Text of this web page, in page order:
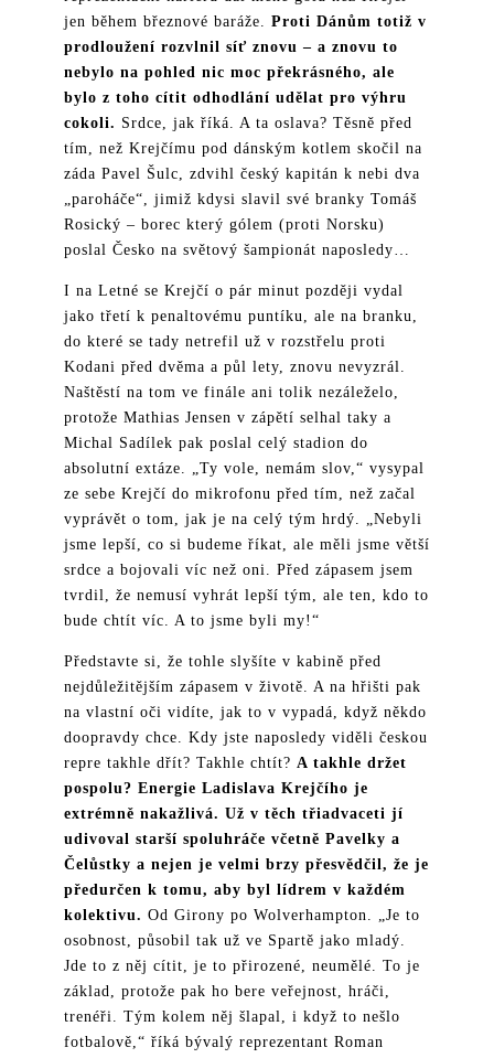
jen během březnové baráže. Proti Dánům totiž v
prodloužení rozvlnil síť znovu – a znovu to
nebylo na pohled nic moc překrásného, ale
bylo z toho cítit odhodlání udělat pro výhru
cokoli. Srdce, jak říká. A ta oslava? Těsně před
tím, než Krejčímu pod dánským kotlem skočil na
záda Pavel Šulc, zdvihl český kapitán k nebi dva
„paroháče“, jimiž kdysi slavil své branky Tomáš
Rosický – borec který gólem (proti Norsku)
poslal Česko na světový šampionát naposledy…
I na Letné se Krejčí o pár minut později vydal
jako třetí k penaltovému puntíku, ale na branku,
do které se tady netrefil už v rozstřelu proti
Kodani před dvěma a půl lety, znovu nevyzrál.
Naštěstí na tom ve finále ani tolik nezáleželo,
protože Mathias Jensen v zápětí selhal taky a
Michal Sadílek pak poslal celý stadion do
absolutní extáze. „Ty vole, nemám slov,“ vysypal
ze sebe Krejčí do mikrofonu před tím, než začal
vyprávět o tom, jak je na celý tým hrdý. „Nebyli
jsme lepší, co si budeme říkat, ale měli jsme větší
srdce a bojovali víc než oni. Před zápasem jsem
tvrdil, že nemusí vyhrát lepší tým, ale ten, kdo to
bude chtít víc. A to jsme byli my!“
Představte si, že tohle slyšíte v kabině před
nejdůležitějším zápasem v životě. A na hřišti pak
na vlastní oči vidíte, jak to v vypadá, když někdo
doopravdy chce. Kdy jste naposledy viděli českou
repre takhle dřít? Takhle chtít? A takhle držet
pospolu? Energie Ladislava Krejčího je
extrémně nakažlivá. Už v těch třiadvaceti jí
udivoval starší spoluhráče včetně Pavelky a
Čelůstky a nejen je velmi brzy přesvědčil, že je
předurčen k tomu, aby byl lídrem v každém
kolektivu. Od Girony po Wolverhampton. „Je to
osobnost, působil tak už ve Spartě jako mladý.
Jde to z něj cítit, je to přirozené, neumělé. To je
základ, protože pak ho bere veřejnost, hráči,
trenéři. Tým kolem něj šlapal, i když to nešlo
fotbalově,“ říká bývalý reprezentant Roman